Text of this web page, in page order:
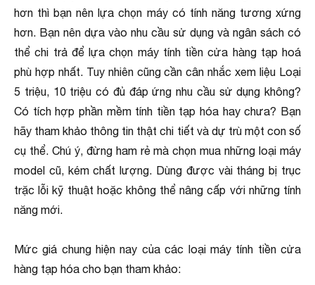
hơn thì bạn nên lựa chọn máy có tính năng tương xứng
hơn. Bạn nên dựa vào nhu cầu sử dụng và ngân sách có
thể chi trả để lựa chọn máy tính tiền cửa hàng tạp hoá
phù hợp nhất. Tuy nhiên cũng cần cân nhắc xem liệu Loại
5 triệu, 10 triệu có đủ đáp ứng nhu cầu sử dụng không?
Có tích hợp phần mềm tính tiền tạp hóa hay chưa? Bạn
hãy tham khảo thông tin thật chi tiết và dự trù một con số
cụ thể. Chú ý, đừng ham rẻ mà chọn mua những loại máy
model cũ, kém chất lượng. Dùng được vài tháng bị trục
trặc lỗi kỹ thuật hoặc không thể nâng cấp với những tính
năng mới.
Mức giá chung hiện nay của các loại máy tính tiền cửa
hàng tạp hóa cho bạn tham khảo: